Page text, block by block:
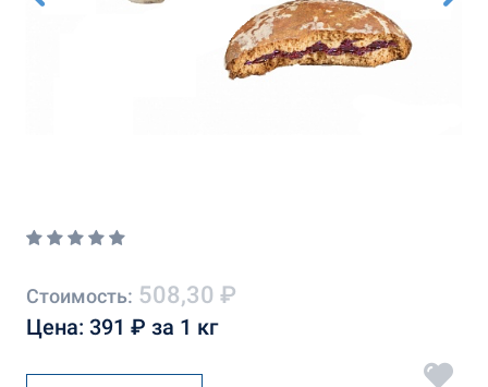
Стоимость: 508,30 ₽
Цена: 391 ₽ за 1 кг